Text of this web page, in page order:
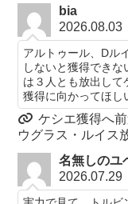
bia
2026.08.03
アルトゥール、Dル
しないと獲得でき
は３人とも放出して
獲得に向かってほし
ケシエ獲得へ
ウグラス・ルイス
名無しのユ
2026.07.29